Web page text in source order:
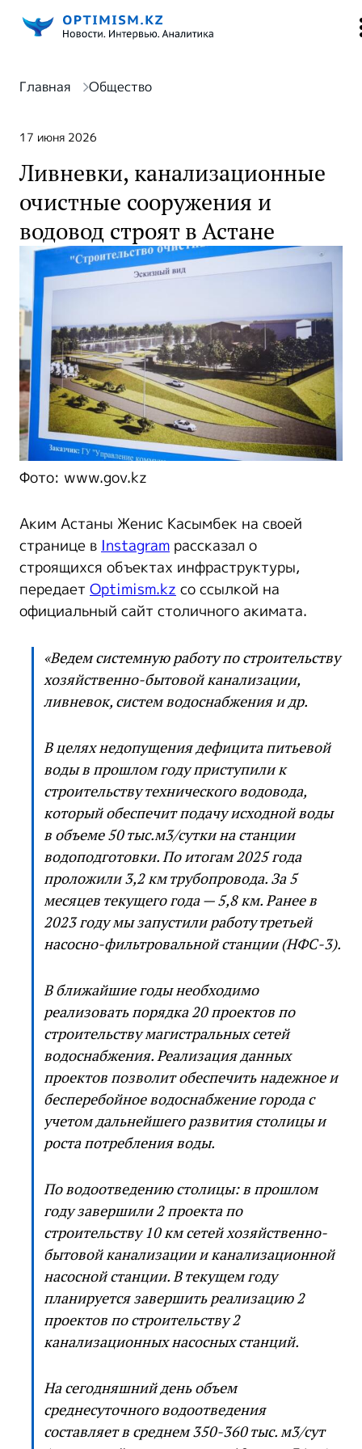
Главная Общество
17 июня 2026
Ливневки, канализационные
очистные сооружения и
водовод строят в Астане
Фото: www.gov.kz
Аким Астаны Женис Касымбек на своей
странице в Instagram рассказал о
строящихся объектах инфраструктуры,
передает Optimism.kz со ссылкой на
официальный сайт столичного акимата.
«Ведем системную работу по строительству
хозяйственно-бытовой канализации,
ливневок, систем водоснабжения и др.
В целях недопущения дефицита питьевой
воды в прошлом году приступили к
строительству технического водовода,
который обеспечит подачу исходной воды
в объеме 50 тыс.м3/сутки на станции
водоподготовки. По итогам 2025 года
проложили 3,2 км трубопровода. За 5
месяцев текущего года — 5,8 км. Ранее в
2023 году мы запустили работу третьей
насосно-фильтровальной станции (НФС-3).
В ближайшие годы необходимо
реализовать порядка 20 проектов по
строительству магистральных сетей
водоснабжения. Реализация данных
проектов позволит обеспечить надежное и
бесперебойное водоснабжение города с
учетом дальнейшего развития столицы и
роста потребления воды.
По водоотведению столицы: в прошлом
году завершили 2 проекта по
строительству 10 км сетей хозяйственно-
бытовой канализации и канализационной
насосной станции. В текущем году
планируется завершить реализацию 2
проектов по строительству 2
канализационных насосных станций.
На сегодняшний день объем
среднесуточного водоотведения
составляет в среднем 350-360 тыс. м3/сут